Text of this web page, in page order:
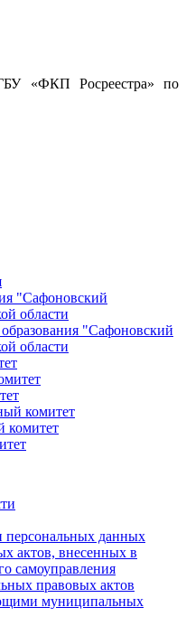
«ФКП Росреестра» по
"Сафоновский
области
"Сафоновский
области
комитет
комитет
персональных данных
актов, внесенных в
самоуправления
правовых актов
муниципальных